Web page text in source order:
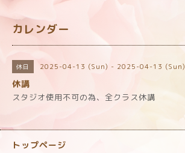
カレンダー
休日 2025-04-13 (Sun) - 2025-04-13 (Sun)
休講
スタジオ使用不可の為、全クラス休講
トップページ